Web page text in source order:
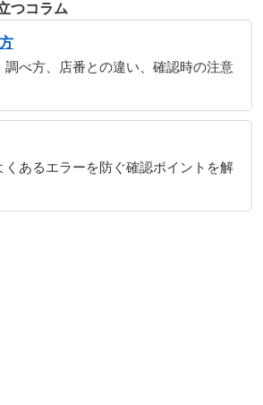
つコラム
調べ方、店番との違い、確認時の注意
くあるエラーを防ぐ確認ポイントを解